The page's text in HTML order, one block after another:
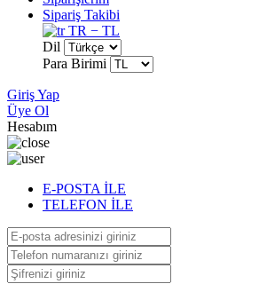
Sipariş Takibi
TR − TL
Dil
Para Birimi
Giriş Yap
Üye Ol
Hesabım
E-POSTA İLE
TELEFON İLE